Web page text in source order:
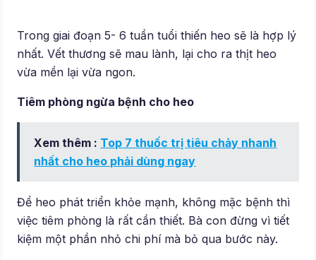
Trong giai đoạn 5- 6 tuần tuổi thiến heo sẽ là hợp lý
nhất. Vết thương sẽ mau lành, lại cho ra thịt heo
vừa mền lại vừa ngon.
Tiêm phòng ngừa bệnh cho heo
Xem thêm : Top 7 thuốc trị tiêu chảy nhanh
nhất cho heo phải dùng ngay
Để heo phát triển khỏe mạnh, không mặc bệnh thì
việc tiêm phòng là rất cần thiết. Bà con đừng vì tiết
kiệm một phần nhỏ chi phí mà bỏ qua bước này.